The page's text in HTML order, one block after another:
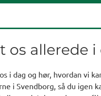
os allerede i
i dag og hør, hvordan vi
i Svendborg, så du igen